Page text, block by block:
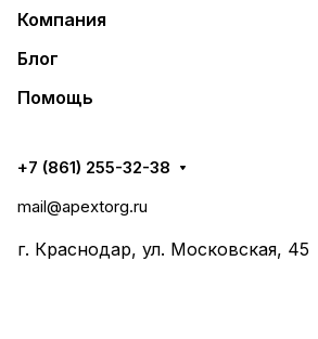
Компания
Блог
Помощь
+7 (861) 255-32-38
mail@apextorg.ru
г. Краснодар, ул. Московская, 45